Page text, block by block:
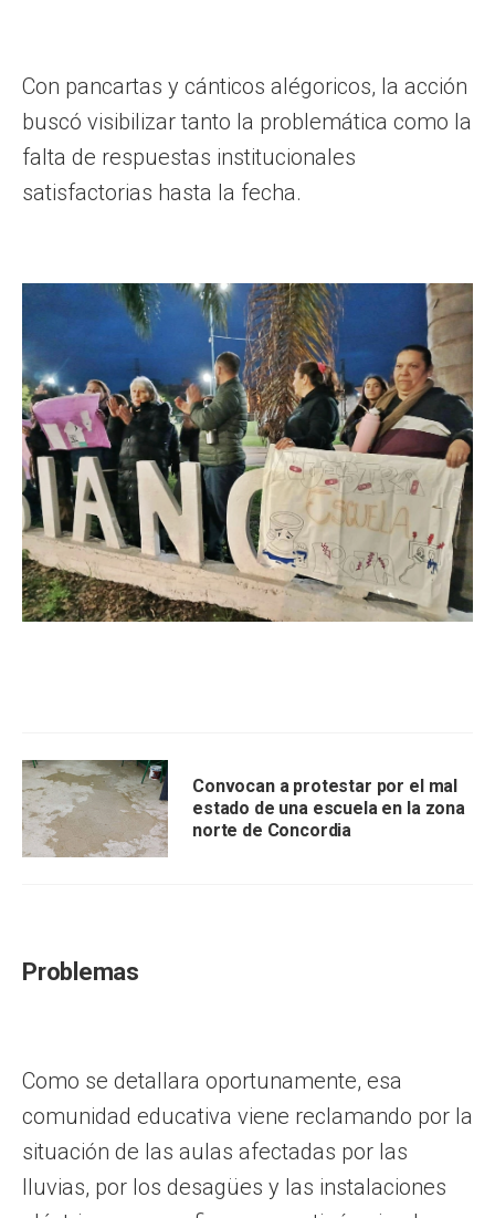
Con pancartas y cánticos alégoricos, la acción
buscó visibilizar tanto la problemática como la
falta de respuestas institucionales
satisfactorias hasta la fecha.
Convocan a protestar por el mal
estado de una escuela en la zona
norte de Concordia
Problemas
Como se detallara oportunamente, esa
comunidad educativa viene reclamando por la
situación de las aulas afectadas por las
lluvias, por los desagües y las instalaciones